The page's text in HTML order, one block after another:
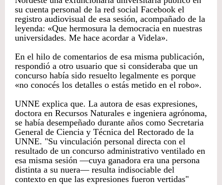
su cuenta personal de la red social Facebook el
registro audiovisual de esa sesión, acompañado de la
leyenda: «Que hermosura la democracia en nuestras
universidades. Me hace acordar a Videla».
En el hilo de comentarios de esa misma publicación,
respondió a otro usuario que si consideraba que un
concurso había sido resuelto legalmente es porque
«no conocés los detalles o estás metido en el robo».
UNNE explica que. La autora de esas expresiones,
doctora en Recursos Naturales e ingeniera agrónoma,
se había desempeñado durante años como Secretaria
General de Ciencia y Técnica del Rectorado de la
UNNE. "Su vinculación personal directa con el
resultado de un concurso administrativo ventilado en
esa misma sesión —cuya ganadora era una persona
distinta a su nuera— resulta indisociable del
contexto en que las expresiones fueron vertidas"